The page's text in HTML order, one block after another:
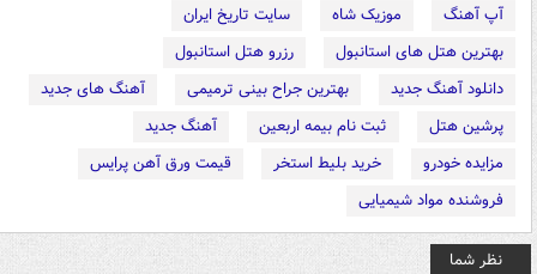
آپ آهنگ موزیک شاه
سایت تاریخ ایران
بهترین هتل های استانبول
رزرو هتل استانبول
دانلود آهنگ جدید
بهترین جراح بینی ترمیمی
آهنگ های جدید
پرشین هتل
ثبت نام بیمه اربعین
آهنگ جدید
مزایده خودرو
خرید بلیط استخر
قیمت ورق آهن پرایس
فروشنده مواد شیمیایی
نظر شما